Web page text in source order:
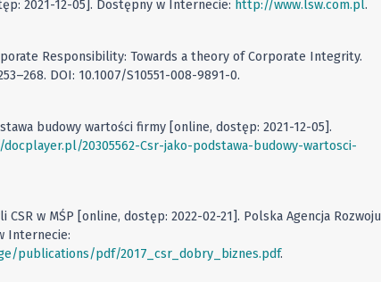
2021-12-05]. Dostępny w Internecie: http://www.lsw.com.pl.
Responsibility: Towards a theory of Corporate Integrity.
DOI: 10.1007/S10551-008-9891-0.
budowy wartości firmy [online, dostęp: 2021-12-05].
20305562-Csr-jako-podstawa-budowy-wartosci-
CSR w MŚP [online, dostęp: 2022-02-21]. Polska Agencja Rozwoju
Internecie:
publications/pdf/2017_csr_dobry_biznes.pdf.